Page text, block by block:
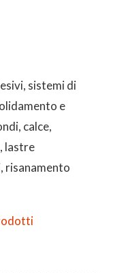
sistemi di
e
calce,
lastre
risanamento